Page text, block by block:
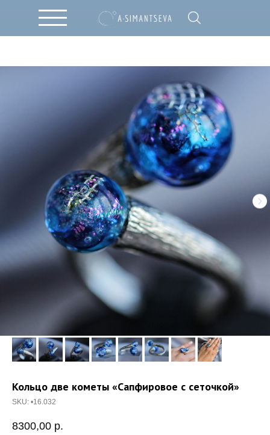
Кольцо две кометы «Сапфировое с сеточкой»
SKU: •16.032
8300,00 р.